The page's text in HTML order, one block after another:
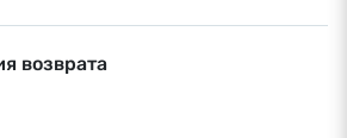
в Риге и Рижском районе
возврата